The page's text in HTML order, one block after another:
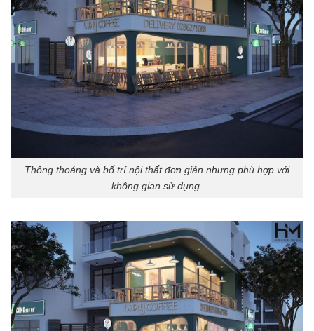
Thông thoáng và bố trí nội thất đơn giản nhưng phù hợp với
không gian sử dụng.